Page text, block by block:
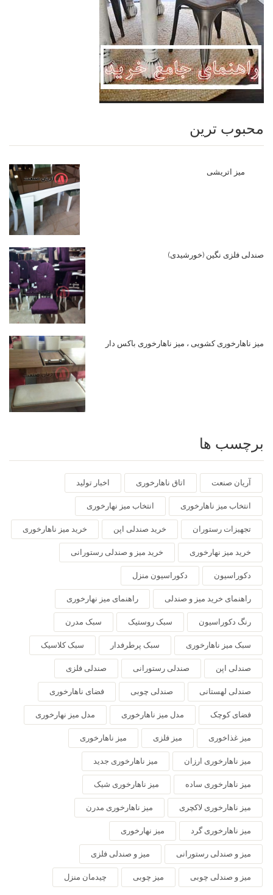
محبوب ترین
میز اتریشی
صندلی فلزی نگین (خورشیدی)
میز ناهارخوری کشویی ، میز ناهارخوری باکس دار
برچسب ها
آریان صنعت اتاق ناهارخوری اخبار تولید
انتخاب میز ناهارخوری انتخاب میز نهارخوری
تجهیزات رستوران خرید صندلی اپن خرید میز ناهارخوری
خرید میز نهارخوری خرید میز و صندلی رستورانی
دکوراسیون دکوراسیون منزل
راهنمای خرید میز و صندلی راهنمای میز نهارخوری
رنگ دکوراسیون سبک روستیک سبک مدرن
سبک میز ناهارخوری سبک پرطرفدار سبک کلاسیک
صندلی اپن صندلی رستورانی صندلی فلزی
صندلی لهستانی صندلی چوبی فضای ناهارخوری
فضای کوچک مدل میز ناهارخوری مدل میز نهارخوری
میز غذاخوری میز فلزی میز ناهارخوری
میز ناهارخوری ارزان میز ناهارخوری جدید
میز ناهارخوری ساده میز ناهارخوری شیک
میز ناهارخوری لاکچری میز ناهارخوری مدرن
میز ناهارخوری گرد میز نهارخوری
میز و صندلی رستورانی میز و صندلی فلزی
میز و صندلی چوبی میز چوبی چیدمان منزل